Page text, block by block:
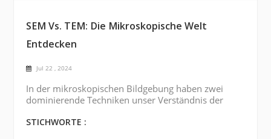
SEM Vs. TEM: Die Mikroskopische Welt
Entdecken
Jul 22 , 2024
In der mikroskopischen Bildgebung haben zwei
dominierende Techniken unser Verständnis der
Rasterelektronenmikroskopie (REM) und
STICHWORTE :